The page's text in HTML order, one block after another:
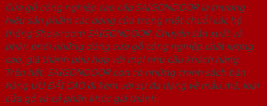
Cửa gỗ công nghiệp cao cấp SAIGONDOOR là thương
hiệu sản phẩm các dòng cửa trong một chuỗi các hệ
thống Showroom SAIGONDOOR. Chuyên sản xuất và
phân phối những dòng cửa gỗ công nghiệp chất lượng
cao, giá thành phù hợp với mọi nhu cầu khách hàng.
Trên hết, SAIGONDOOR còn có những chính sách bán
hàng ƯU ĐÃI CAO đi kèm với sự đa dạng về mẫu mã, loại
cửa gỗ và cả phân khúc giá thành.